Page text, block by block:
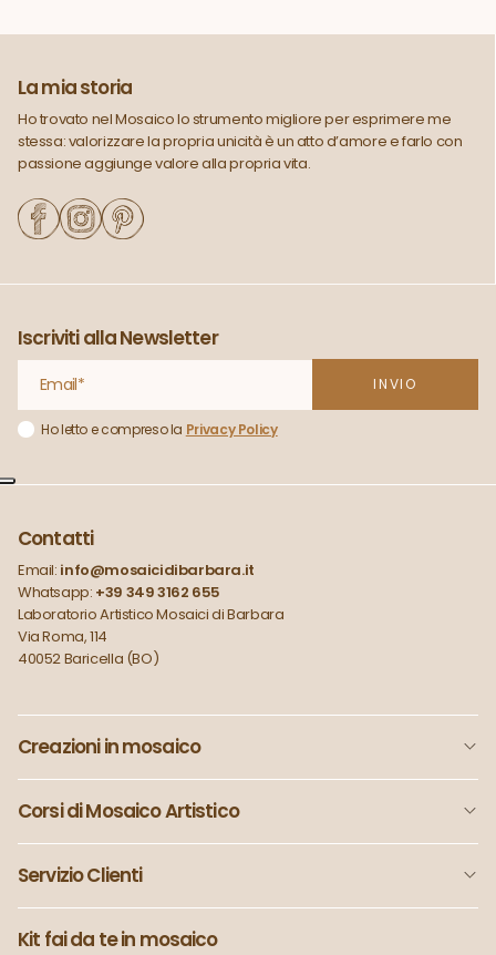
La mia storia
Ho trovato nel Mosaico lo strumento migliore per esprimere me
stessa: valorizzare la propria unicità è un atto d’amore e farlo con
passione aggiunge valore alla propria vita.
Iscriviti alla Newsletter
Ho letto e compreso la Privacy Policy
Contatti
Email: info@mosaicidibarbara.it
Whatsapp: +39 349 3162 655
Laboratorio Artistico Mosaici di Barbara
Via Roma, 114
40052 Baricella (BO)
Creazioni in mosaico
Corsi di Mosaico Artistico
Servizio Clienti
Kit fai da te in mosaico